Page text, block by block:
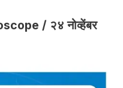
/ २४ नोव्हेंबर